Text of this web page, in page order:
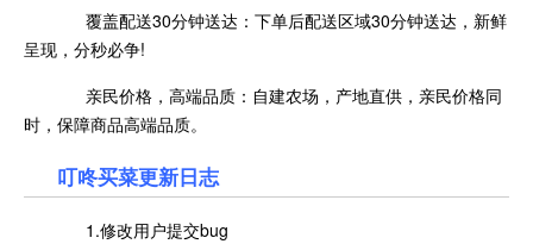
覆盖配送30分钟送达：下单后配送区域30分钟送达，新鲜
呈现，分秒必争!
亲民价格，高端品质：自建农场，产地直供，亲民价格同
时，保障商品高端品质。
叮咚买菜更新日志
1.修改用户提交bug